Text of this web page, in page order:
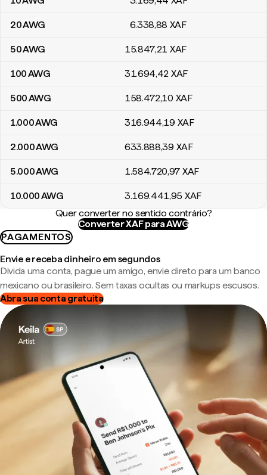
20AWG 6.338,88 XAF
50AWG 15.847,21 XAF
100AWG 31.694,42 XAF
500AWG 158.472,10 XAF
1.000AWG 316.944,19 XAF
2.000AWG 633.888,39 XAF
5.000AWG 1.584.720,97 XAF
10.000AWG 3.169.441,95 XAF
Quer converter no sentido contrário?
Converter XAF para AWG
PAGAMENTOS
Envie e receba dinheiro em segundos
Divida uma conta, pague um amigo, envie direto para um banco
mexicano ou brasileiro. Sem taxas ocultas ou markups escusos.
Abra sua conta gratuita